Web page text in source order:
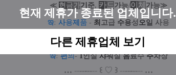
현재 제휴가 종료된 업체입니다.
다른 제휴업체 보기
≪ 현 금가기 준, 카드 가능/이 체 가능≫
ఇ: 사용제 품 - 최 고 급 수용성 오 일 사용
ఇ: 관리 시간 - 꽉! 채운 순수 관
ఇ: 편의- 1인실 샤워실음료수 주차장
… --------- ꒰ ♡ ꒱ --------- …